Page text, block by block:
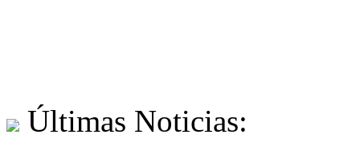
Últimas Noticias: